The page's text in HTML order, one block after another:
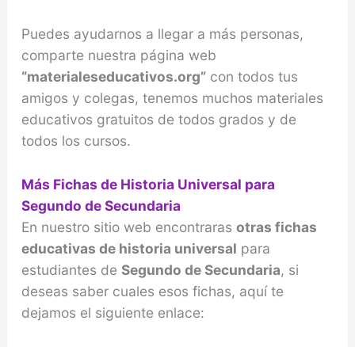
Puedes ayudarnos a llegar a más personas,
comparte nuestra página web
“materialeseducativos.org”con todos tus
amigos y colegas, tenemos muchos materiales
educativos gratuitos de todos grados y de
todos los cursos.
Más Fichas de Historia Universal para
Segundo de Secundaria
En nuestro sitio web encontraras otras fichas
educativas de historia universal para
estudiantes de Segundo de Secundaria, si
deseas saber cuales esos fichas, aquí te
dejamos el siguiente enlace: